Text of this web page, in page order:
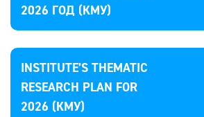
2026 ГОД (КМУ)
INSTITUTE’S THEMATIC
RESEARCH PLAN FOR
2026 (КМУ)